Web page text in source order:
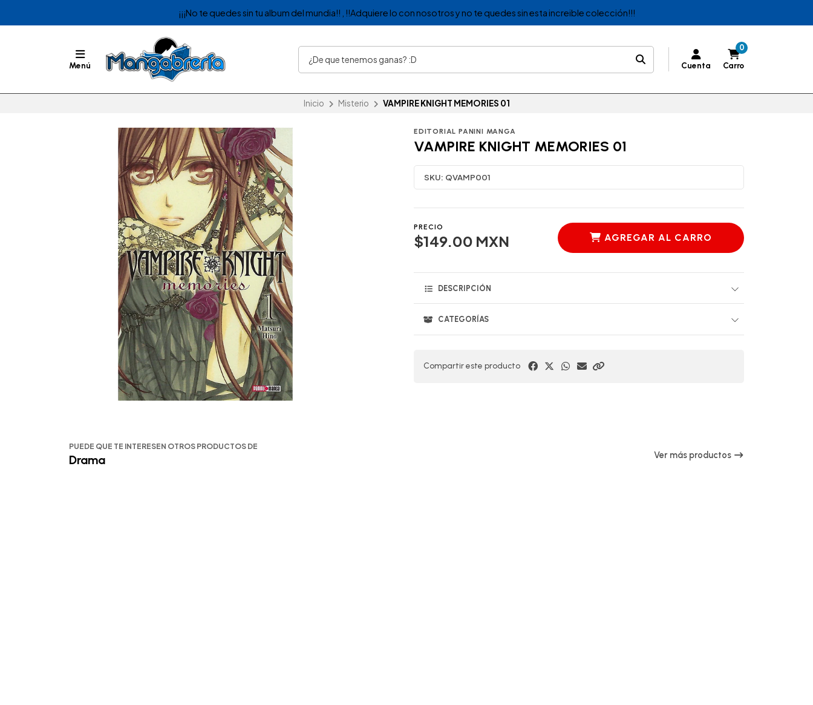
¡¡¡No te quedes sin tu album del mundia!! , !!Adquiere lo con nosotros y no te quedes sin esta increible colección!!!
Menú Cuenta
0
Carro
Inicio Misterio VAMPIRE KNIGHT MEMORIES 01
EDITORIAL PANINI MANGA
VAMPIRE KNIGHT MEMORIES 01
SKU: QVAMP001
PRECIO
$149.00 MXN AGREGAR AL CARRO
DESCRIPCIÓN
CATEGORÍAS
Compartir este producto
PUEDE QUE TE INTERESEN OTROS PRODUCTOS DE
Drama Ver más productos